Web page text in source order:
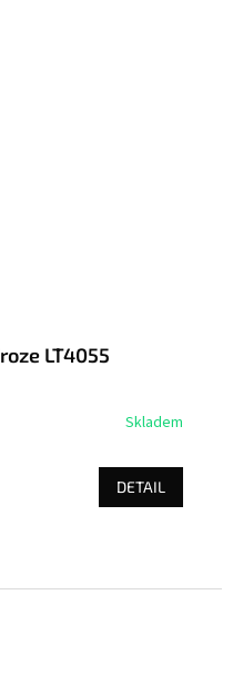
LT4055
Skladem
DETAIL